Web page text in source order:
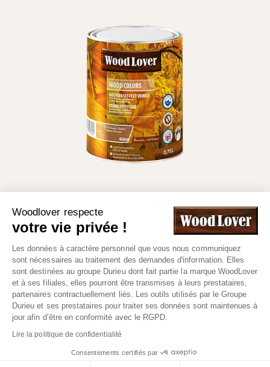
Produit précédent Produit suivant
© WOOD LOVER 2022 -Groupe DURIEU l Site réalisé
parAdfields
News|Plan de site|Mentions légales
Woodlover respecte
votre vie privée !
Les données à caractère personnel que vous nous communiquez
sont nécessaires au traitement des demandes d'information. Elles
sont destinées au groupe Durieu dont fait partie la marque WoodLover
et à ses filiales, elles pourront être transmises à leurs prestataires,
partenaires contractuellement liés. Les outils utilisés par le Groupe
Durieu et ses prestataires pour traiter ses données sont maintenues à
jour afin d’être en conformité avec le RGPD.
Lire la politique de confidentialité
Consentements certifiés par